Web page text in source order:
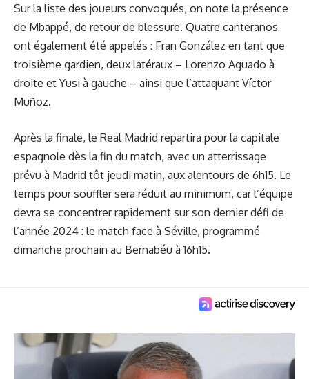
Sur la liste des joueurs convoqués, on note la présence
de Mbappé, de retour de blessure. Quatre canteranos
ont également été appelés : Fran González en tant que
troisième gardien, deux latéraux – Lorenzo Aguado à
droite et Yusi à gauche – ainsi que l’attaquant Víctor
Muñoz.
Après la finale, le Real Madrid repartira pour la capitale
espagnole dès la fin du match, avec un atterrissage
prévu à Madrid tôt jeudi matin, aux alentours de 6h15. Le
temps pour souffler sera réduit au minimum, car l’équipe
devra se concentrer rapidement sur son dernier défi de
l’année 2024 : le match face à Séville, programmé
dimanche prochain au Bernabéu à 16h15.